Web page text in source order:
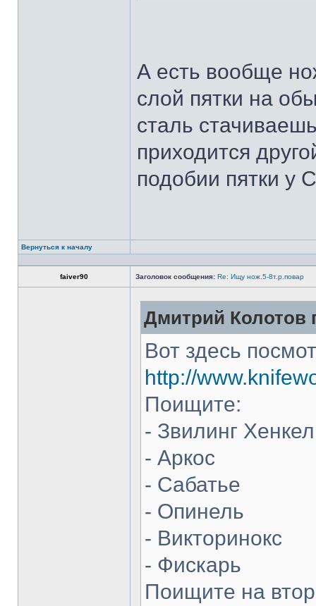
А есть вообще
слой пятки на
сталь
приходится
подобии пятки у
Вернуться к началу
faiver90 Заголовок сообщения: Re: Ищу нож.5-8т.р.повар
Дмитрий Колотов
Вот здесь
http://
Поищите:
- Звилинг
- Аркос
- Сабатье
- Опинель
- Викторинокс
- Фискарь
Поищите на